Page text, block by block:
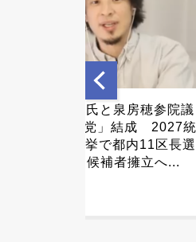
熊本地震「週末のボランテ
ィア少し待って」→受け入
れ態勢を準備中...